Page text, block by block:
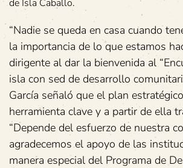
de Isla Caballo.
“Nadie se queda en casa cuando
la importancia de lo que estamos
dirigente al dar la bienvenida al
isla con sed de desarrollo
García señaló que el plan
herramienta clave y a partir de ella
“Depende del esfuerzo de nuestra
agradecemos el apoyo de las
manera especial del Programa de